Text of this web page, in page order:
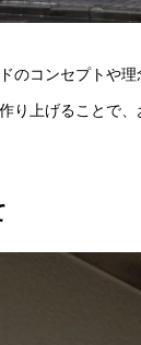
コンセプトや理
り上げることで